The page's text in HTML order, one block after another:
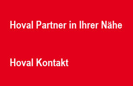
Hoval Partner in Ihrer Nähe
Hoval Kontakt